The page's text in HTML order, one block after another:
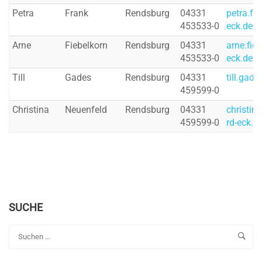
Petra
Frank Rendsburg
04331
453533-0
eck.de
Arne
Fiebelkorn Rendsburg
04331
453533-0
eck.de
Till
Gades Rendsburg
04331
459599-0
Christina Neuenfeld Rendsburg
04331
459599-0
rd-
SUCHE